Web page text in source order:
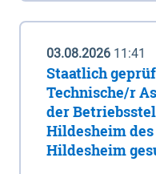
03.08.2026 11:41
Staatlich
Technische/r
der
Hildesheim
Hildesheim